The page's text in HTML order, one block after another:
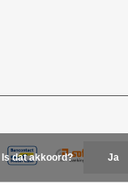
Is dat akkoord? Ja